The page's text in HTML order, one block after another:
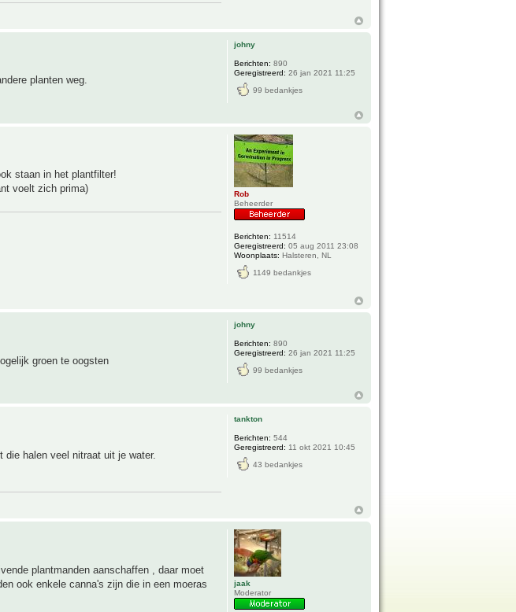
planten weg.
johny
Berichten: 890
Geregistreerd: 26 jan 2021 11:25
99 bedankjes
staan in het plantfilter!
voelt zich prima)
Rob
Beheerder
Berichten: 11514
Geregistreerd: 05 aug 2011 23:08
Woonplaats: Halsteren, NL
1149 bedankjes
groen te oogsten
johny
Berichten: 890
Geregistreerd: 26 jan 2021 11:25
99 bedankjes
halen veel nitraat uit je water.
tankton
Berichten: 544
Geregistreerd: 11 okt 2021 10:45
43 bedankjes
plantmanden aanschaffen , daar moet
ook enkele canna's zijn die in een moeras
jaak
Moderator